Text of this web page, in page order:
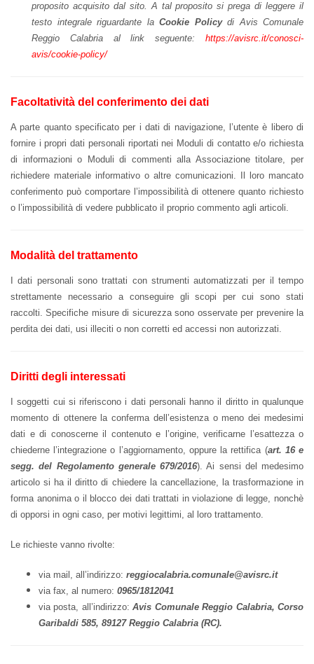
proposito acquisito dal sito. A tal proposito si prega di leggere il
testo integrale riguardante la Cookie Policydi Avis Comunale
Reggio Calabria al link seguente: https://avisrc.it/conosci-
avis/cookie-policy/
Facoltatività del conferimento dei dati
A parte quanto specificato per i dati di navigazione, l’utente è libero di
fornire i propri dati personali riportati nei Moduli di contatto e/o richiesta
di informazioni o Moduli di commenti alla Associazione titolare, per
richiedere materiale informativo o altre comunicazioni. Il loro mancato
conferimento può comportare l’impossibilità di ottenere quanto richiesto
o l’impossibilità di vedere pubblicato il proprio commento agli articoli.
Modalità del trattamento
I dati personali sono trattati con strumenti automatizzati per il tempo
strettamente necessario a conseguire gli scopi per cui sono stati
raccolti. Specifiche misure di sicurezza sono osservate per prevenire la
perdita dei dati, usi illeciti o non corretti ed accessi non autorizzati.
Diritti degli interessati
I soggetti cui si riferiscono i dati personali hanno il diritto in qualunque
momento di ottenere la conferma dell’esistenza o meno dei medesimi
dati e di conoscerne il contenuto e l’origine, verificarne l’esattezza o
chiederne l’integrazione o l’aggiornamento, oppure la rettifica (art. 16 e
segg. del Regolamento generale 679/2016). Ai sensi del medesimo
articolo si ha il diritto di chiedere la cancellazione, la trasformazione in
forma anonima o il blocco dei dati trattati in violazione di legge, nonchè
di opporsi in ogni caso, per motivi legittimi, al loro trattamento.
Le richieste vanno rivolte:
via mail, all’indirizzo: reggiocalabria.comunale@avisrc.it
via fax, al numero: 0965/1812041
via posta, all’indirizzo:Avis Comunale Reggio Calabria, Corso
Garibaldi 585, 89127 Reggio Calabria (RC).